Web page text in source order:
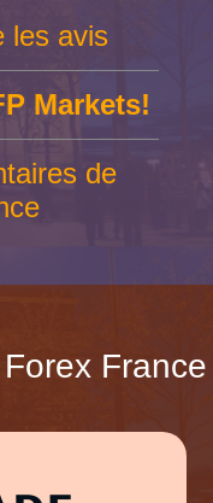
les avis
Markets!
de
France